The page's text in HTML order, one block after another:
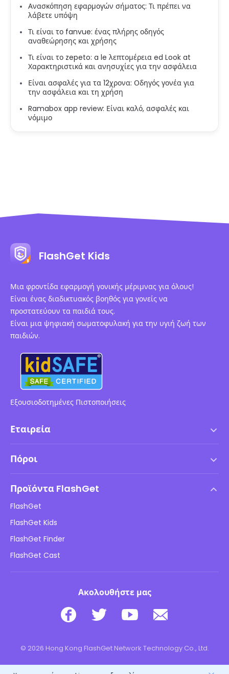
Ανασκόπηση εφαρμογών σήματος: Τι πρέπει να
λάβετε υπόψη
Τι είναι το fanvue: ένας πλήρης οδηγός
αναθεώρησης και χρήσης
Τι είναι το zepeto: a le λεπτομέρεια ed Look at
Χαρακτηριστικά και ανησυχίες για την ασφάλεια
Είναι ασφαλές για τα 12χρονα: Οδηγός γονέα για
την ασφάλεια και τη χρήση
Ramabox app review: Είναι καλό, ασφαλές και
νόμιμο
FlashGet Kids
Μια φροντίδα εφαρμογή γονικής μέριμνας για όλους!
Είναι ένας διαδικτυακός βοηθός για γονείς να
προστατεύουν τα παιδιά τους.
Είναι μια ψηφιακή σωματοφυλακή για την υγιή ζωή των
παιδιών.
Εξουσιοδοτημένες Πιστοποιήσεις
Εταιρεία
Πολιτική DMCA
Πολιτική απορρήτου
Πολιτικές διαφήμισης
Μην πουλάτε τις πληροφορίες μου
Πόροι
Ασφάλεια παιδιών σε σύνδεση
Λήψη
Προϊόντα FlashGet
FlashGet
FlashGet Kids
FlashGet Finder
FlashGet Cast
Ακολουθήστε μας
© 2026 Hong Kong FlashGet Network Technology Co., Ltd.